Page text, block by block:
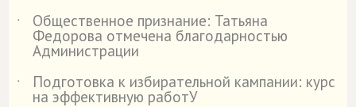
˙
Общественное признание: Татьяна
Федорова отмечена благодарностью
Администрации
˙
Подготовка к избирательной кампании: курс
на эффективную работУ